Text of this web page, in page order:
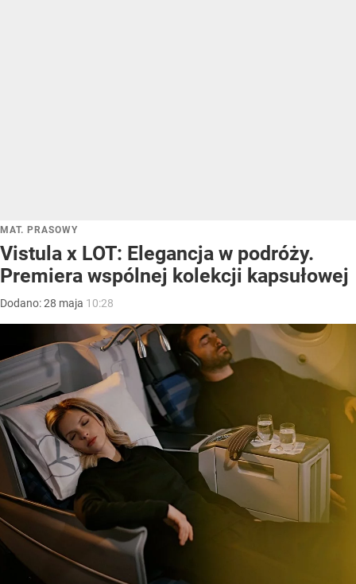
MAT. PRASOWY
Vistula x LOT: Elegancja w podróży.
Premiera wspólnej kolekcji kapsułowej
Dodano:28 maja 10:28